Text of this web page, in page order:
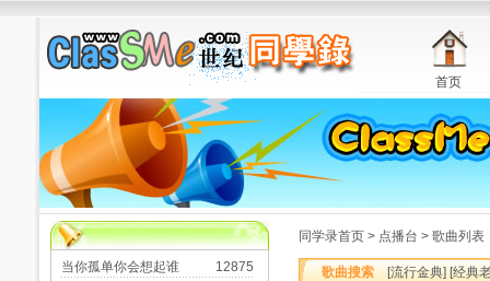
首页
当你孤单你会想起谁
12875
同学录首页 > 点播台 > 歌曲列表
歌曲搜索 [流行金典] [经典